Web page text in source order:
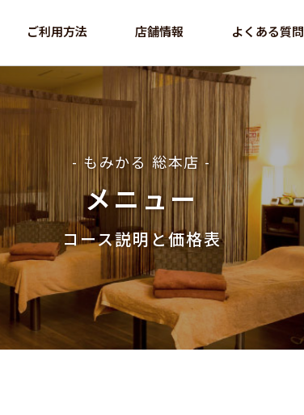
ご利用方法 店舗情報 よくある質問
- もみかる 総本店 -
メニュー
コース説明と価格表